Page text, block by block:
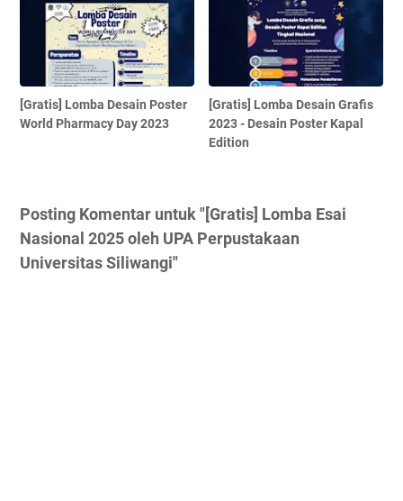
[Gratis] Lomba Desain Poster
World Pharmacy Day 2023
[Gratis] Lomba Desain Grafis
2023 - Desain Poster Kapal
Edition
Posting Komentar untuk "[Gratis] Lomba Esai
Nasional 2025 oleh UPA Perpustakaan
Universitas Siliwangi"